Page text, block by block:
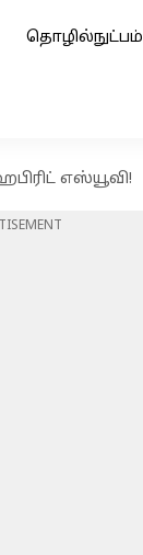
தொழில்நுட்பம்
எஸ்யூவி!